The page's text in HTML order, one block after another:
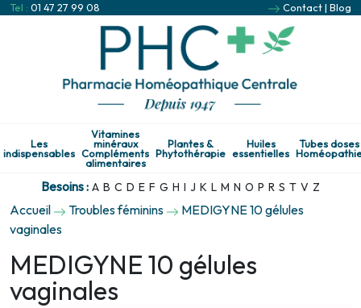
Tel : 01 47 27 99 08 Contact| Blog
Les
indispensables
Vitamines
minéraux
Compléments
alimentaires
Plantes &
Phytothérapie
Huiles
essentielles
Tubes doses
Besoins : A B C D E F G H I J K L M N O P R S T V Z
Accueil Troubles féminins
MEDIGYNE 10 gélules
vaginales
MEDIGYNE 10 gélules
vaginales